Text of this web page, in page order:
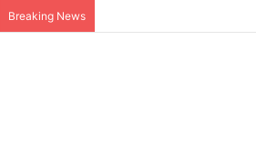
Breaking News